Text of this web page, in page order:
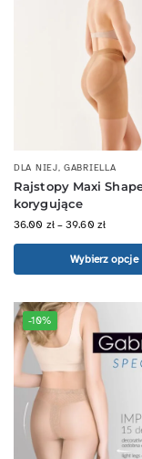
DLA NIEJ,GABRIELLA
Rajstopy Maxi
korygujące
36.00 zł – 39.60 zł
Wybierz opcje
-10%